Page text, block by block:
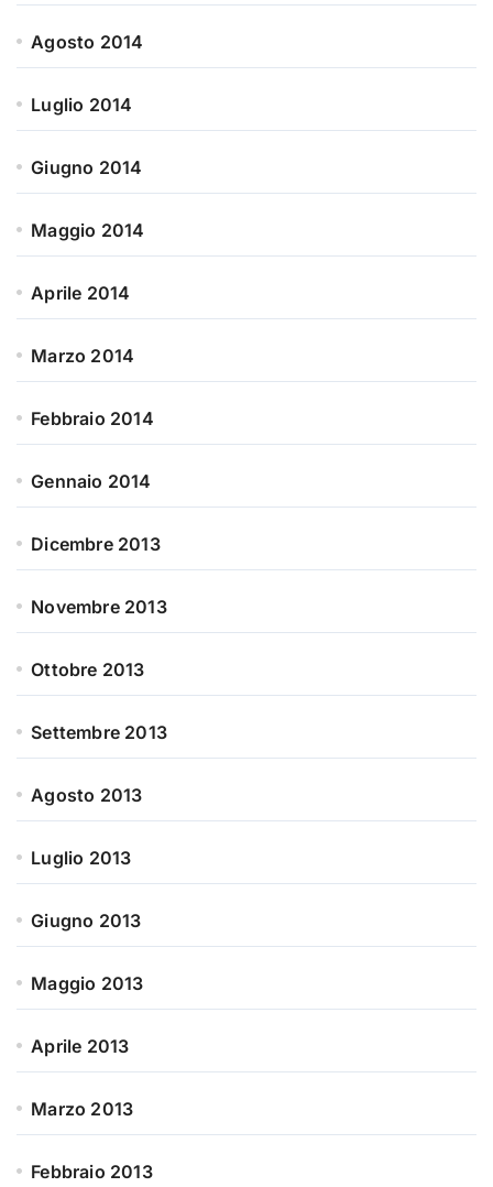
Agosto 2014
Luglio 2014
Giugno 2014
Maggio 2014
Aprile 2014
Marzo 2014
Febbraio 2014
Gennaio 2014
Dicembre 2013
Novembre 2013
Ottobre 2013
Settembre 2013
Agosto 2013
Luglio 2013
Giugno 2013
Maggio 2013
Aprile 2013
Marzo 2013
Febbraio 2013